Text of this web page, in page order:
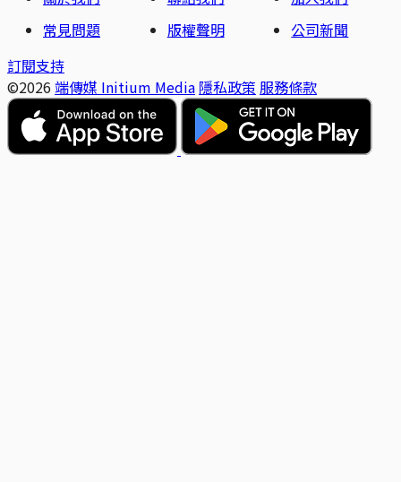
常見問題
版權聲明
公司新聞
訂閱支持
©2026 端傳媒 Initium Media 隱私政策 服務條款